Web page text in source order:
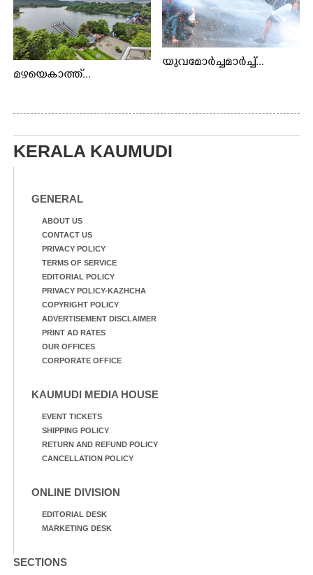
മഴയെകാത്ത്...
യുവമോർച്ചമാർച്ച്...
KERALA KAUMUDI
GENERAL
ABOUT US
CONTACT US
PRIVACY POLICY
TERMS OF SERVICE
EDITORIAL POLICY
PRIVACY POLICY-KAZHCHA
COPYRIGHT POLICY
ADVERTISEMENT DISCLAIMER
PRINT AD RATES
OUR OFFICES
CORPORATE OFFICE
KAUMUDI MEDIA HOUSE
EVENT TICKETS
SHIPPING POLICY
RETURN AND REFUND POLICY
CANCELLATION POLICY
ONLINE DIVISION
EDITORIAL DESK
MARKETING DESK
SECTIONS